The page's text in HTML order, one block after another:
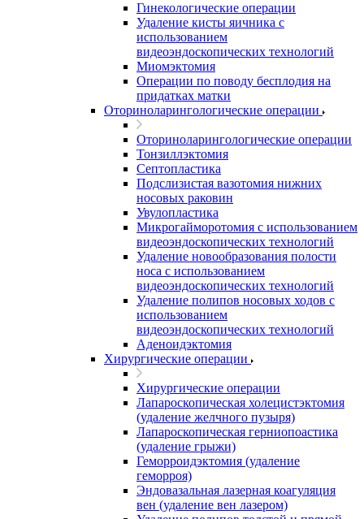
Гинекологические операции
Удаление кисты яичника с
использованием
видеоэндоскопических технологий
Миомэктомия
Операции по поводу бесплодия на
придатках матки
Оториноларингологические операции
Оториноларингологические операции
Тонзиллэктомия
Септопластика
Подслизистая вазотомия нижних
носовых раковин
Увулопластика
Микрогайморотомия с использованием
видеоэндоскопических технологий
Удаление новообразования полости
носа с использованием
видеоэндоскопических технологий
Удаление полипов носовых ходов с
использованием
видеоэндоскопических технологий
Аденоидэктомия
Хирургические операции
Хирургические операции
Лапароскопическая холецистэктомия
(удаление желчного пузыря)
Лапароскопическая герниопоастика
(удаление грыжи)
Геморроидэктомия (удаление
геморроя)
Эндовазальная лазерная коагуляция
вен (удаление вен лазером)